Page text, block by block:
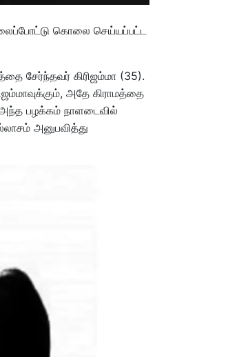
கொலை செய்யப்பட்ட
சேர்ந்தவர் கிரிஜம்மா (35).
அதே கிராமத்தை
பழக்கம் நாளடைவில்
அனுபவித்து